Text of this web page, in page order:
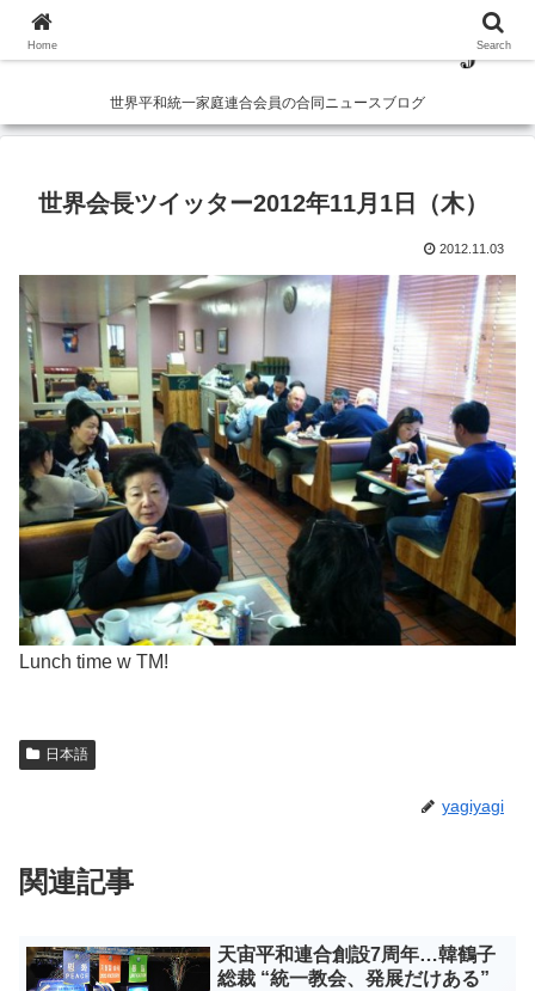
世界平和統一家庭連合会員の合同ニュースブログ
世界会長ツイッター2012年11月1日（木）
2012.11.03
Lunch time w TM!
日本語
yagiyagi
関連記事
天宙平和連合創設7周年…韓鶴子
総裁 “統一教会、発展だけある”
Home Search